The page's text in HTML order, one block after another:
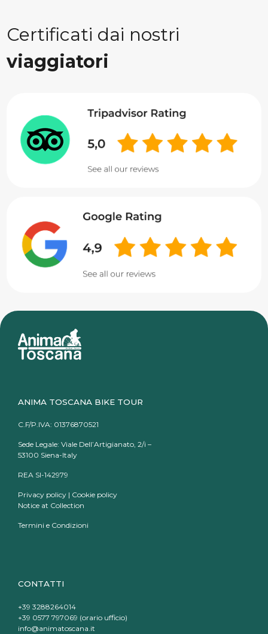
Certificati dai nostri
viaggiatori
ANIMA TOSCANA BIKE TOUR
C.F/P.IVA: 01376870521
Sede Legale: Viale Dell’Artigianato, 2/i –
53100 Siena-Italy
REA SI-142979
Privacy policy | Cookie policy
Notice at Collection
Termini e Condizioni
CONTATTI
+39 3288264014
+39 0577 797069 (orario ufficio)
info@animatoscana.it